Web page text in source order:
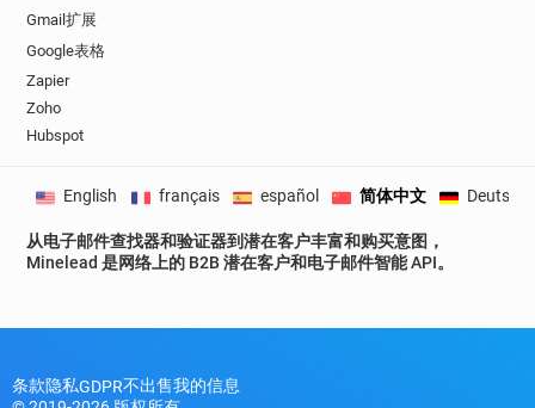
Gmail扩展
Google表格
Zapier
Zoho
Hubspot
从电子邮件查找器和验证器到潜在客户丰富和购买意图，
Minelead 是网络上的 B2B 潜在客户和电子邮件智能 API。
English français español 简体中文 Deutsch
条款隐私GDPR不出售我的信息